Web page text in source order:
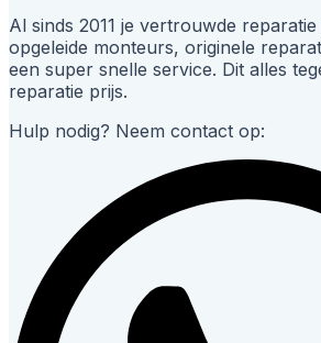
Al sinds 2011 je vertrouwde
opgeleide monteurs, originele
een super snelle service. Dit alles
reparatie prijs.
Hulp nodig? Neem contact op: